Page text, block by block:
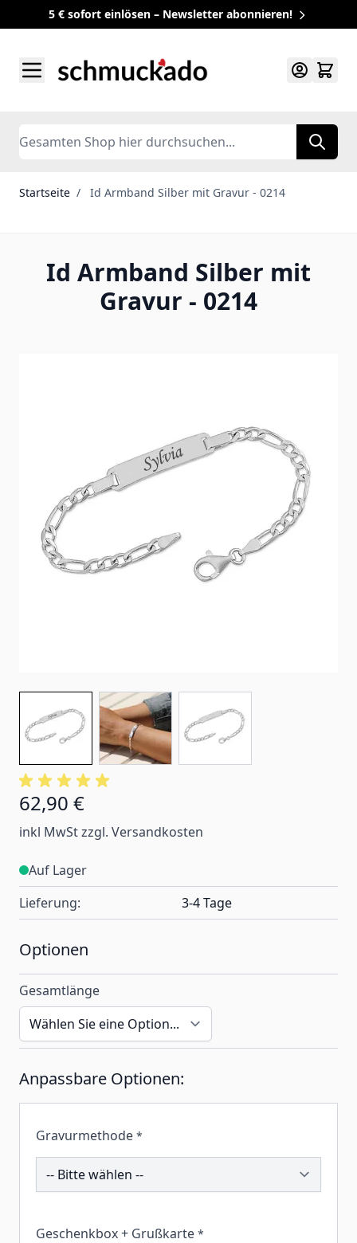
5 € sofort einlösen – Newsletter abonnieren!
Search
Startseite / Id Armband Silber mit Gravur - 0214
Id Armband Silber mit
Gravur - 0214
Ab:
62,90 €
inkl MwSt zzgl. Versandkosten
Auf Lager
Lieferung:
3-4 Tage
Optionen
Gesamtlänge
Anpassbare Optionen:
Gravurmethode *
191199
Geschenkbox + Grußkarte *